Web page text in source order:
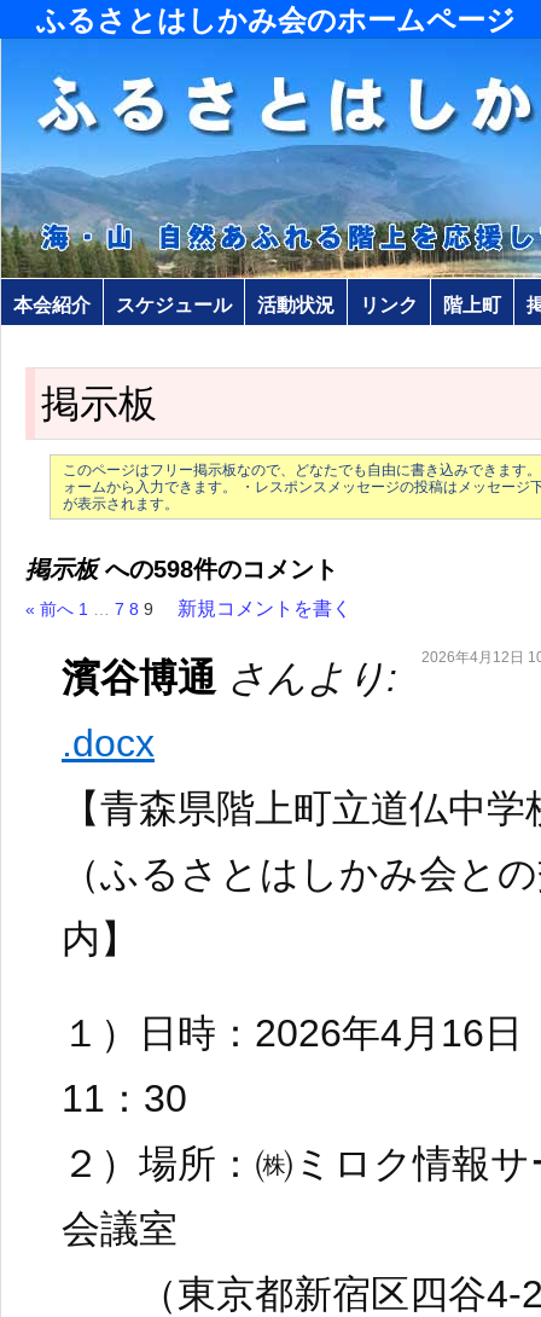
ふるさとはしかみ会のホームページ
本会紹介 スケジュール 活動状況 リンク 階上町
掲示板
このページはフリー掲示板なので、どなたでも自由に書き込みできます
ォームから入力できます。 ・レスポンスメッセージの投稿はメッセージ
が表示されます。
掲示板への598件のコメント
« 前へ 1 7 8 9 新規コメントを書く
濱谷博通 さんより: 2026年4月12日
.docx
【青森県階上町立道仏中
（ふるさとはしかみ会と
内】
１）日時：2026年4月16日
11：30
２）場所：㈱ミロク情報
会議室
（東京都新宿区四谷4-